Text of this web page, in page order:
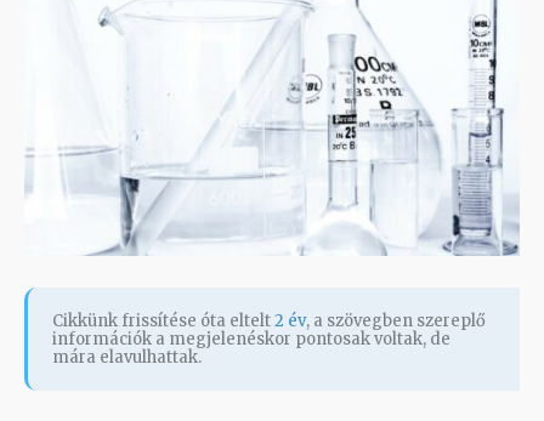
Cikkünk frissítése óta eltelt2 év, a szövegben szereplő
információk a megjelenéskor pontosak voltak, de
mára elavulhattak.